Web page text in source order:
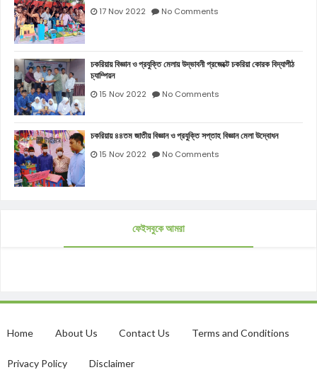
17 Nov 2022 No Comments
চকরিয়ায় বিজ্ঞান ও প্রযুক্তি মেলায় উদ্ভাবনী প্রজেক্টে চকরিয়া কোরক বিদ্যাপীঠ
চ্যাম্পিয়ন
15 Nov 2022 No Comments
চকরিয়ায় ৪৪তম জাতীয় বিজ্ঞান ও প্রযুক্তি সপ্তাহ বিজ্ঞান মেলা উদ্বোধন
15 Nov 2022 No Comments
ফেইসবুকে আমরা
Home About Us Contact Us Terms and Conditions
Privacy Policy Disclaimer